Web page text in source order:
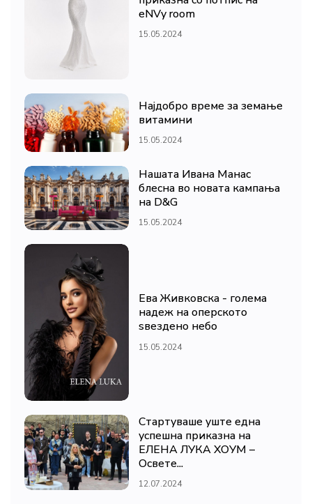
eNVy room
15.05.2024
Најдобро време за земање
витамини
15.05.2024
Нашата Ивана Манас
блесна во новата кампања
на D&G
15.05.2024
Ева Живковска - голема
надеж на оперското
ѕвездено небо
15.05.2024
Стартуваше уште една
успешна приказна на
ЕЛЕНА ЛУКА ХОУМ –
Освете...
12.07.2024